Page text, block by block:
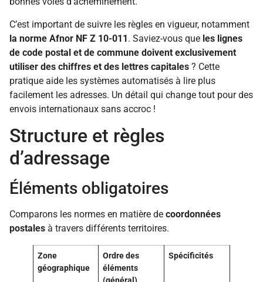
C’est important de suivre les règles en vigueur, notamment
la norme Afnor NF Z 10-011. Saviez-vous que les lignes
de code postal et de commune doivent exclusivement
utiliser des chiffres et des lettres capitales ? Cette
pratique aide les systèmes automatisés à lire plus
facilement les adresses. Un détail qui change tout pour des
envois internationaux sans accroc !
Structure et règles
d’adressage
Éléments obligatoires
Comparons les normes en matière de coordonnées
postales à travers différents territoires.
Zone
géographique
Ordre des
éléments
Spécificités